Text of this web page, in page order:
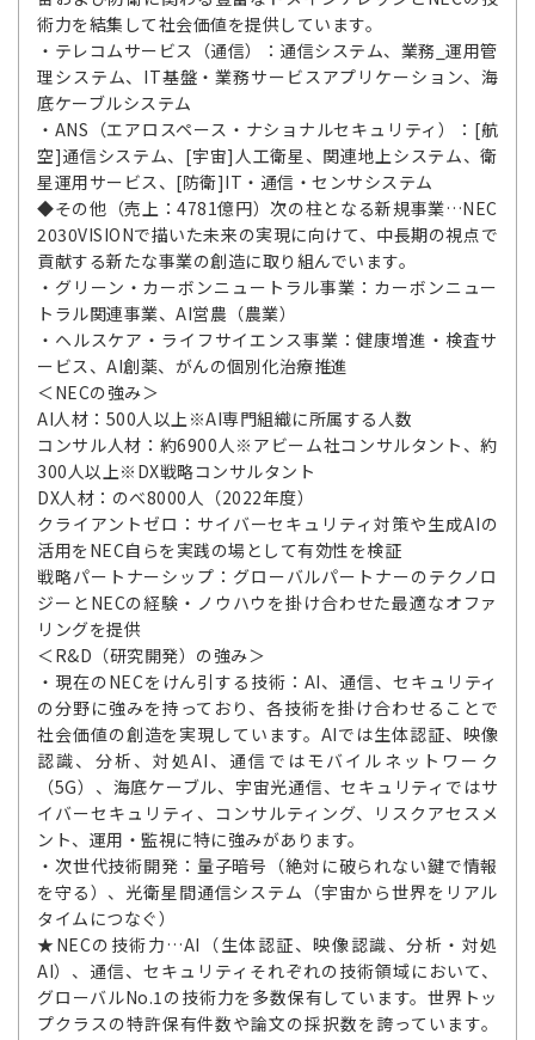
術力を結集して社会価値を提供しています。
・テレコムサービス（通信）：通信システム、業務_運用管
理システム、IT基盤・業務サービスアプリケーション、海
底ケーブルシステム
・ANS（エアロスペース・ナショナルセキュリティ）：[航
空]通信システム、[宇宙]人工衛星、関連地上システム、衛
星運用サービス、[防衛]IT・通信・センサシステム
◆その他（売上：4781億円）次の柱となる新規事業…NEC
2030VISIONで描いた未来の実現に向けて、中長期の視点で
貢献する新たな事業の創造に取り組んでいます。
・グリーン・カーボンニュートラル事業：カーボンニュー
トラル関連事業、AI営農（農業）
・ヘルスケア・ライフサイエンス事業：健康増進・検査サ
ービス、AI創薬、がんの個別化治療推進
＜NECの強み＞
AI人材：500人以上※AI専門組織に所属する人数
コンサル人材：約6900人※アビーム社コンサルタント、約
300人以上※DX戦略コンサルタント
DX人材：のべ8000人（2022年度）
クライアントゼロ：サイバーセキュリティ対策や生成AIの
活用をNEC自らを実践の場として有効性を検証
戦略パートナーシップ：グローバルパートナーのテクノロ
ジーとNECの経験・ノウハウを掛け合わせた最適なオファ
リングを提供
＜R&D（研究開発）の強み＞
・現在のNECをけん引する技術：AI、通信、セキュリティ
の分野に強みを持っており、各技術を掛け合わせることで
社会価値の創造を実現しています。AIでは生体認証、映像
認識、分析、対処AI、通信ではモバイルネットワーク
（5G）、海底ケーブル、宇宙光通信、セキュリティではサ
イバーセキュリティ、コンサルティング、リスクアセスメ
ント、運用・監視に特に強みがあります。
・次世代技術開発：量子暗号（絶対に破られない鍵で情報
を守る）、光衛星間通信システム（宇宙から世界をリアル
タイムにつなぐ）
★NECの技術力…AI（生体認証、映像認識、分析・対処
AI）、通信、セキュリティそれぞれの技術領域において、
グローバルNo.1の技術力を多数保有しています。世界トッ
プクラスの特許保有件数や論文の採択数を誇っています。